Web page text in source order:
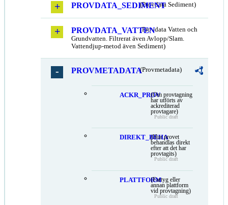
PROVDATA_SEDIMENT(Provdata Sediment)
PROVDATA_VATTEN(Provdata Vatten och
Grundvatten. Filtrerat även Avlopp/Slam.
Vattendjup-metod även Sediment)
PROVMETADATA(Provmetadata)
ACKR_PROV(Om provtagning
har utförts av
ackrediterad
provtagare)
Public draft
DIREKT_BEHA
(Hur provet
behandlas direkt
efter att det har
provtagits)
Public draft
PLATTFORM(Fartyg eller
annan plattform
vid provtagning)
Public draft